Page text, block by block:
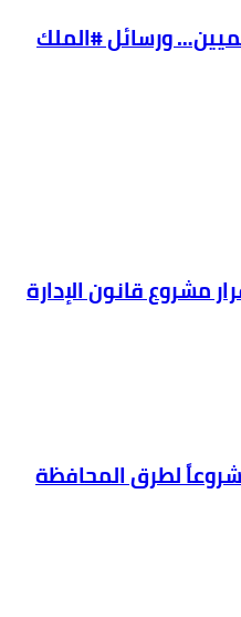
ورسائل #الملك
مشروع قانون الإدارة
المفرق” تنفذ 23 مشروعاً لطرق المحافظة